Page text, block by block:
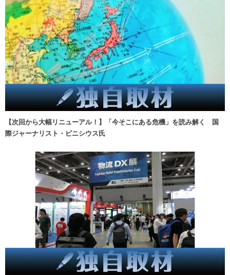
【次回から大幅リニューアル！】「今そこにある危機」を読み解く 国
際ジャーナリスト・ビニシウス氏